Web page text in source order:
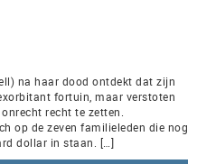
na haar dood ontdekt dat zijn
fortuin, maar verstoten
recht te zetten.
op de zeven familieleden die nog
dollar in staan. […]